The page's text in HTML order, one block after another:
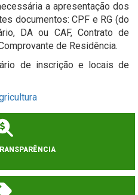
a apresentação dos
documentos: CPF e RG (do
DA ou CAF, Contrato de
de Residência.
de inscrição e locais de